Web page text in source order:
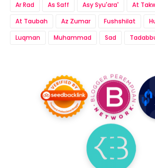
Ar Rad
As Saff Asy Syu'ara'
At
At Taubah
Az Zumar Fushshilat
Luqman
Muhammad Sad